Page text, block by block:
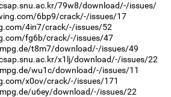
79w8/download/-/issues/
6bp9/crack/-/issues/17
4in7/crack/-/issues/52
fg6b/crack/-/issues/47
t8m7/download/-/issues/49
x1lj/download/-/issues/22
wu1c/download/-/issues/11
x0ov/crack/-/issues/171
u6ey/download/-/issues/22